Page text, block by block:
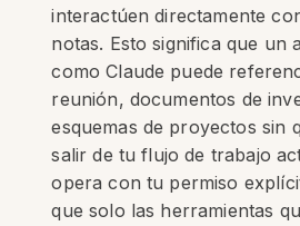
interactúen directamente
notas. Esto significa que un
como Claude puede
reunión, documentos de
esquemas de proyectos sin
salir de tu flujo de trabajo
opera con tu permiso
que solo las herramientas